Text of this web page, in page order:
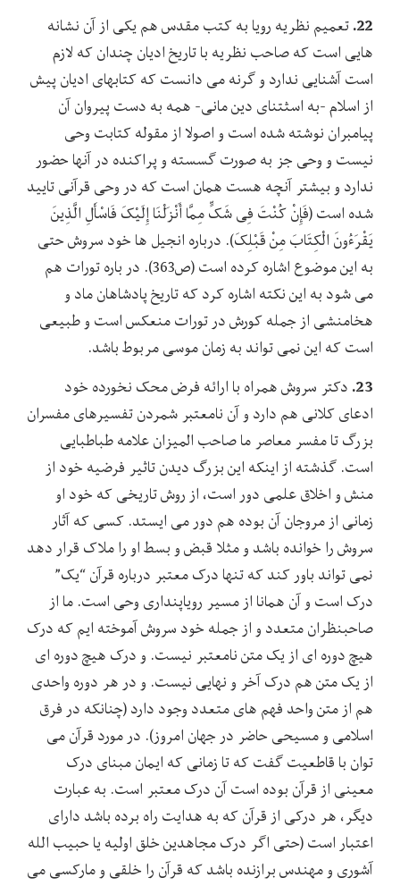
22. تعمیم نظریه رویا به کتب مقدس هم یکی از آن نشانه
هایی است که صاحب نظریه با تاریخ ادیان چندان که لازم
است آشنایی ندارد و گرنه می دانست که کتابهای ادیان پیش
از اسلام -به اسثتنای دین مانی- همه به دست پیروان آن
پیامبران نوشته شده است و اصولا از مقوله کتابت وحی
نیست و وحی جز به صورت گسسته و پراکنده در آنها حضور
ندارد و بیشتر آنچه هست همان است که در وحی قرآنی تایید
شده است (فَإِنْ کُنْتَ فِی شَکٍّ مِمَّا أَنْزَلْنَا إِلَیْکَ فَاسْأَلِ الَّذِینَ
یَقْرَءُونَ الْکِتَابَ مِنْ قَبْلِکَ). درباره انجیل ها خود سروش حتی
به این موضوع اشاره کرده است (ص363). در باره تورات هم
می شود به این نکته اشاره کرد که تاریخ پادشاهان ماد و
هخامنشی از جمله کورش در تورات منعکس است و طبیعی
است که این نمی تواند به زمان موسی مربوط باشد.
23. دکتر سروش همراه با ارائه فرض محک نخورده خود
ادعای کلانی هم دارد و آن نامعتبر شمردن تفسیرهای مفسران
بزرگ تا مفسر معاصر ما صاحب المیزان علامه طباطبایی
است. گذشته از اینکه این بزرگ دیدن تاثیر فرضیه خود از
منش و اخلاق علمی دور است، از روش تاریخی که خود او
زمانی از مروجان آن بوده هم دور می ایستد. کسی که آثار
سروش را خوانده باشد و مثلا قبض و بسط او را ملاک قرار دهد
نمی تواند باور کند که تنها درک معتبر درباره قرآن “یک”
درک است و آن همانا از مسیر رویاپنداری وحی است. ما از
صاحبنظران متعدد و از جمله خود سروش آموخته ایم که درک
هیچ دوره ای از یک متن نامعتبر نیست. و درک هیچ دوره ای
از یک متن هم درک آخر و نهایی نیست. و در هر دوره واحدی
هم از متن واحد فهم های متعدد وجود دارد (چنانکه در فرق
اسلامی و مسیحی حاضر در جهان امروز). در مورد قرآن می
توان با قاطعیت گفت که تا زمانی که ایمان مبنای درک
معینی از قرآن بوده است آن درک معتبر است. به عبارت
دیگر، هر درکی از قرآن که به هدایت راه برده باشد دارای
اعتبار است (حتی اگر درک مجاهدین خلق اولیه یا حبیب الله
آشوری و مهندس برازنده باشد که قرآن را خلقی و مارکسی می